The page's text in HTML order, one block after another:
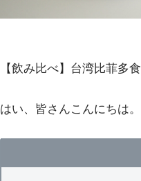
【飲み比べ】台湾比菲多
はい、皆さんこんにちは